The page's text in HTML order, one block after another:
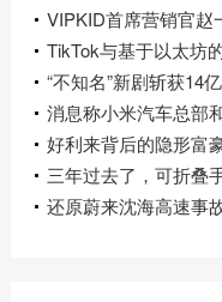
VIPKID首席营销官赵
TikTok与基于以太坊
“不知名”新剧斩获14
消息称小米汽车总部
好利来背后的隐形富
三年过去了，可折叠
还原蔚来沈海高速事